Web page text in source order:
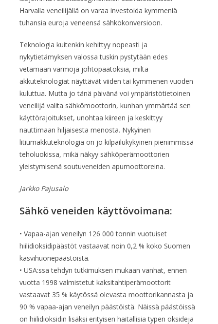
Harvalla veneilijällä on varaa investoida kymmeniä
tuhansia euroja veneensä sähkökonversioon.
Teknologia kuitenkin kehittyy nopeasti ja
nykytietämyksen valossa tuskin pystytään edes
vetämään varmoja johtopäätöksiä, miltä
akkuteknologiat näyttävät viiden tai kymmenen vuoden
kuluttua. Mutta jo tänä päivänä voi ympäristötietoinen
veneilijä valita sähkömoottorin, kunhan ymmärtää sen
käyttörajoitukset, unohtaa kiireen ja keskittyy
nauttimaan hiljaisesta menosta. Nykyinen
litiumakkuteknologia on jo kilpailukykyinen pienimmissä
teholuokissa, mikä näkyy sähköperämoottorien
yleistymisenä soutuveneiden apumoottoreina.
Jarkko Pajusalo
Sähkö veneiden käyttövoimana:
• Vapaa-ajan veneilyn 126 000 tonnin vuotuiset
hiilidioksidipäästöt vastaavat noin 0,2 % koko Suomen
kasvihuonepäästöistä.
• USA:ssa tehdyn tutkimuksen mukaan vanhat, ennen
vuotta 1998 valmistetut kaksitahtiperämoottorit
vastaavat 35 % käytössä olevasta moottorikannasta ja
90 % vapaa-ajan veneilyn päästöistä. Näissä päästöissä
on hiilidioksidin lisäksi erityisen haitallisia typen oksideja